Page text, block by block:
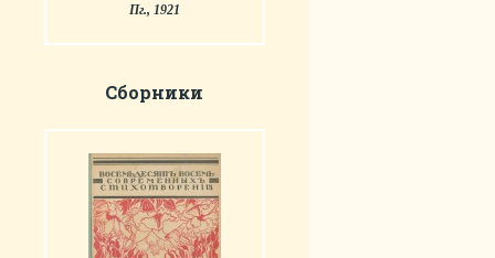
Пг., 1921
Сборники